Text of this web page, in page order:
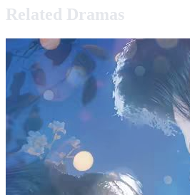
Related Dramas